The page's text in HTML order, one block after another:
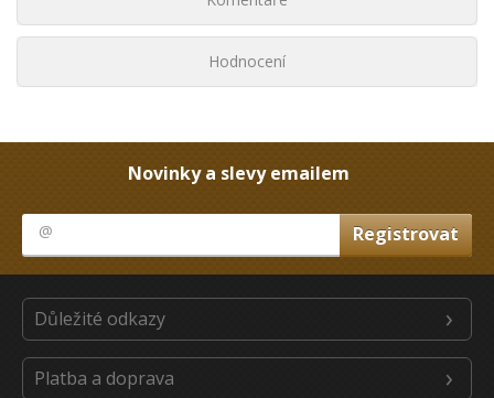
Hodnocení
Novinky a slevy emailem
Důležité odkazy
Platba a doprava